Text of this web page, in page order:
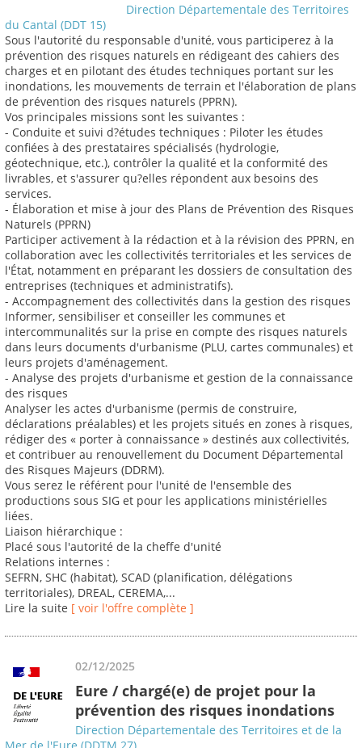
Direction Départementale des Territoires
du Cantal (DDT 15)
Sous l'autorité du responsable d'unité, vous participerez à la
prévention des risques naturels en rédigeant des cahiers des
charges et en pilotant des études techniques portant sur les
inondations, les mouvements de terrain et l'élaboration de plans
de prévention des risques naturels (PPRN).
Vos principales missions sont les suivantes :
- Conduite et suivi d?études techniques : Piloter les études
confiées à des prestataires spécialisés (hydrologie,
géotechnique, etc.), contrôler la qualité et la conformité des
livrables, et s'assurer qu?elles répondent aux besoins des
services.
- Élaboration et mise à jour des Plans de Prévention des Risques
Naturels (PPRN)
Participer activement à la rédaction et à la révision des PPRN, en
collaboration avec les collectivités territoriales et les services de
l'État, notamment en préparant les dossiers de consultation des
entreprises (techniques et administratifs).
- Accompagnement des collectivités dans la gestion des risques
Informer, sensibiliser et conseiller les communes et
intercommunalités sur la prise en compte des risques naturels
dans leurs documents d'urbanisme (PLU, cartes communales) et
leurs projets d'aménagement.
- Analyse des projets d'urbanisme et gestion de la connaissance
des risques
Analyser les actes d'urbanisme (permis de construire,
déclarations préalables) et les projets situés en zones à risques,
rédiger des « porter à connaissance » destinés aux collectivités,
et contribuer au renouvellement du Document Départemental
des Risques Majeurs (DDRM).
Vous serez le référent pour l'unité de l'ensemble des
productions sous SIG et pour les applications ministérielles
liées.
Liaison hiérarchique :
Placé sous l'autorité de la cheffe d'unité
Relations internes :
SEFRN, SHC (habitat), SCAD (planification, délégations
territoriales), DREAL, CEREMA,...
Lire la suite [ voir l'offre complète ]
02/12/2025
Eure / chargé(e) de projet pour la
prévention des risques inondations
Direction Départementale des Territoires et de la